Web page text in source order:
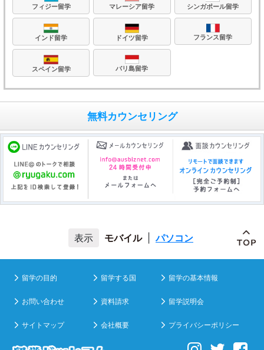
フィジー留学 マレーシア留学 シンガポール留学
インド留学 ドイツ留学 フランス留学
スペイン留学 バリ島留学
無料カウンセリング
モバイル パソコン
留学の目的 留学する国 留学の基本情報
お問い合わせ 資料請求 留学説明会
サイトマップ 会社概要 プライバシーポリシー